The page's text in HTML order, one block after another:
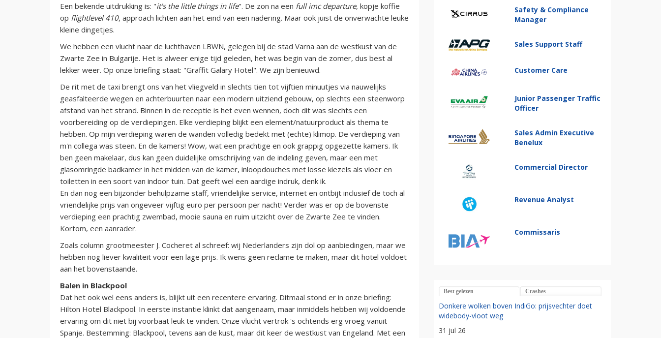
Een bekende uitdrukking is: "it's the little things in life". De zon na een full imc departure, kopje koffie
op flightlevel 410, approach lichten aan het eind van een nadering. Maar ook juist de onverwachte leuke
kleine dingetjes.
We hebben een vlucht naar de luchthaven LBWN, gelegen bij de stad Varna aan de westkust van de
Zwarte Zee in Bulgarije. Het is alweer enige tijd geleden, het was begin van de zomer, dus best al
lekker weer. Op onze briefing staat: "Graffit Galary Hotel". We zijn benieuwd.
De rit met de taxi brengt ons van het vliegveld in slechts tien tot vijftien minuutjes via nauwelijks
geasfalteerde wegen en achterbuurten naar een modern uitziend gebouw, op slechts een steenworp
afstand van het strand. Binnen in de receptie is het even wennen, doch dit was slechts een
voorbereiding op de verdiepingen. Elke verdieping blijkt een element/natuurproduct als thema te
hebben. Op mijn verdieping waren de wanden volledig bedekt met (echte) klimop. De verdieping van
m'n collega was steen. En de kamers! Wow, wat een prachtige en ook grappig opgezette kamers. Ik
ben geen makelaar, dus kan geen duidelijke omschrijving van de indeling geven, maar een met
glasomringde badkamer in het midden van de kamer, inloopdouches met losse kiezels als vloer en
toiletten in een soort van indoor tuin. Dat geeft wel een aardige indruk, denk ik.
En dan nog een bijzonder behulpzame staff, vriendelijke service, internet en ontbijt inclusief de toch al
vriendelijke prijs van ongeveer vijftig euro per persoon per nacht! Verder was er op de bovenste
verdieping een prachtig zwembad, mooie sauna en ruim uitzicht over de Zwarte Zee te vinden.
Kortom, een aanrader.
Zoals column grootmeester J. Cocheret al schreef: wij Nederlanders zijn dol op aanbiedingen, maar we
hebben nog liever kwaliteit voor een lage prijs. Ik wens geen reclame te maken, maar dit hotel voldoet
aan het bovenstaande.
Balen in Blackpool
Dat het ook wel eens anders is, blijkt uit een recentere ervaring. Ditmaal stond er in onze briefing:
Hilton Hotel Blackpool. In eerste instantie klinkt dat aangenaam, maar inmiddels hebben wij voldoende
ervaring om dit niet bij voorbaat leuk te vinden. Onze vlucht vertrok 's ochtends erg vroeg vanuit
Spanje. Bestemming: Blackpool, tevens aan de kust, maar dit keer de westkust van Engeland. Met een
Safety & Compliance
Manager
Sales Support Staff
Customer Care
Junior Passenger Traffic
Officer
Sales Admin Executive
Benelux
Commercial Director
Revenue Analyst
Commissaris
Best gelezen Crashes
Donkere wolken boven IndiGo: prijsvechter doet
widebody-vloot weg
31 jul 26